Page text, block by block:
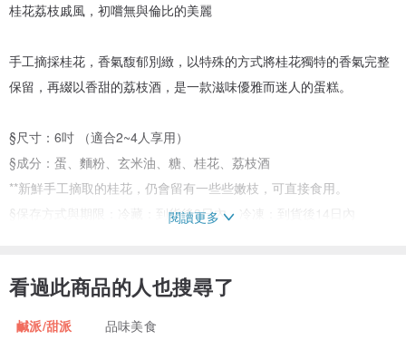
桂花荔枝戚風，初嚐無與倫比的美麗
手工摘採桂花，香氣馥郁別緻，以特殊的方式將桂花獨特的香氣完整
保留，再綴以香甜的荔枝酒，是一款滋味優雅而迷人的蛋糕。
§尺寸：6吋 （適合2~4人享用）
§成分：蛋、麵粉、玄米油、糖、桂花、荔枝酒
**新鮮手工摘取的桂花，仍會留有一些些嫩枝，可直接食用。
§保存方式與期限：冷藏：到貨後3日內、冷凍：到貨後14日內
微熱：可使用烤箱稍微加熱，製造外層酥脆內層柔軟的口感
閱讀更多
看過此商品的人也搜尋了
鹹派/甜派 品味美食